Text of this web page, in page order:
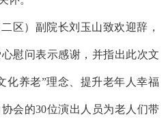
区）副院长刘玉山致欢迎辞，
慰问表示感谢，并指出此次文
化养老”理念、提升老年人幸福
会的30位演出人员为老人们带